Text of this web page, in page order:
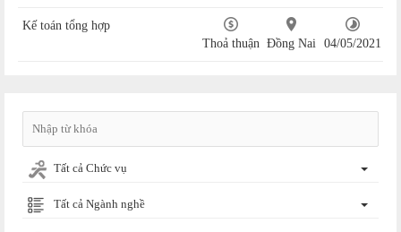
Kế toán tổng hợp
Thoả thuận Đồng Nai 04/05/2021
Tất cả Chức vụ
Tất cả Ngành nghề